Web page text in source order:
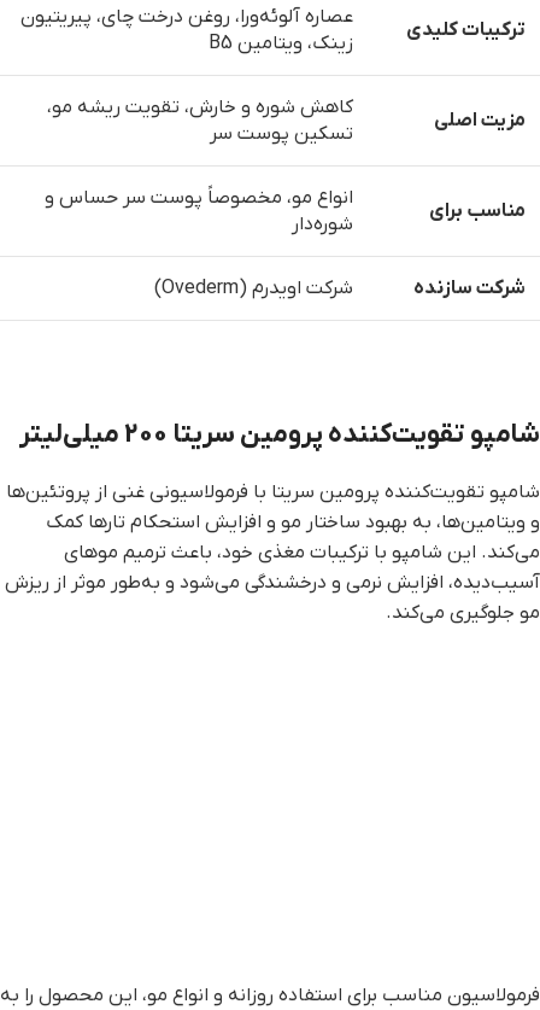
ترکیبات کلیدی
عصاره آلوئه‌ورا، روغن درخت چای، پیریتیون
زینک، ویتامین B5
مزیت اصلی
کاهش شوره و خارش، تقویت ریشه مو،
تسکین پوست سر
مناسب برای
انواع مو، مخصوصاً پوست سر حساس و
شوره‌دار
شرکت سازنده شرکت اویدرم (Ovederm)
شامپو تقویت‌کننده پرومین سریتا 200 میلی‌لیتر
شامپو تقویت‌کننده پرومین سریتا با فرمولاسیونی غنی از پروتئین‌ها
و ویتامین‌ها، به بهبود ساختار مو و افزایش استحکام تارها کمک
می‌کند. این شامپو با ترکیبات مغذی خود، باعث ترمیم موهای
آسیب‌دیده، افزایش نرمی و درخشندگی می‌شود و به‌طور موثر از ریزش
مو جلوگیری می‌کند.
فرمولاسیون مناسب برای استفاده روزانه و انواع مو، این محصول را به